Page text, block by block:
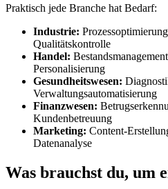
Praktisch jede Branche hat Bedarf:
Industrie:
Qualitätskontrolle
Handel:
Personalisierung
Gesundheitswesen:
Verwaltungsautomatisierung
Finanzwesen:
Kundenbetreuung
Marketing: Content-
Datenanalyse
Was brauchst du, um